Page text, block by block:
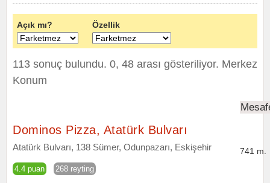
Açık mı? Özellik
113 sonuç bulundu. 0, 48 arası gösteriliyor. Merkez
Konum
Dominos Pizza, Atatürk Bulvarı
Atatürk Bulvarı, 138 Sümer, Odunpazarı, Eskişehir
4.4 puan 268 reyting
741 m.